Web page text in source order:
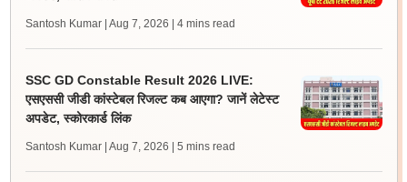
Santosh Kumar | Aug 7, 2026 | 4 mins read
SSC GD Constable Result 2026 LIVE:
एसएससी जीडी कांस्टेबल रिजल्ट कब आएगा? जानें लेटेस्ट
अपडेट, स्कोरकार्ड लिंक
Santosh Kumar | Aug 7, 2026 | 5 mins read